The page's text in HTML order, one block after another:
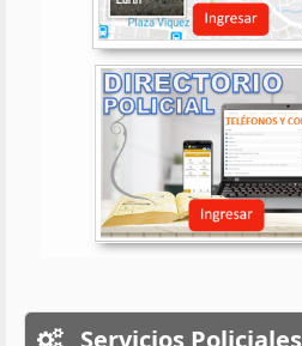
Servicios Policiales